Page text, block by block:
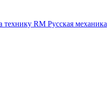
технику RM Русская механика